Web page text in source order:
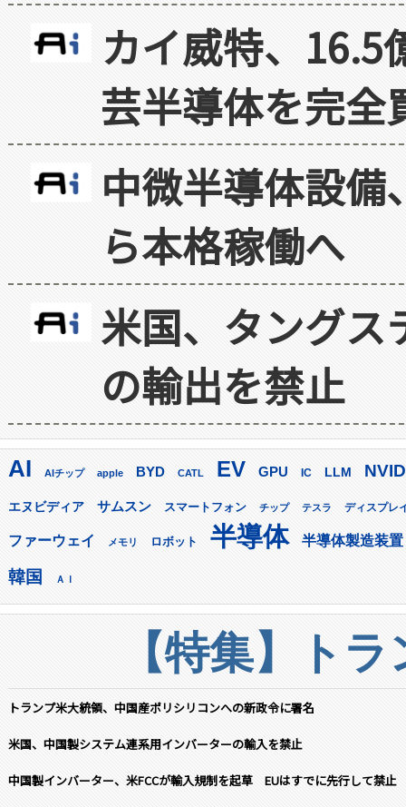
カイ威特、16.5
芸半導体を完全
中微半導体設
ら本格稼働へ
米国、タングス
の輸出を禁止
AI AIチップ apple BYD CATL EV GPU IC LLM
エヌビディア サムスン スマートフォン チップ テスラ ディスプレ
ファーウェイ メモリ ロボット 半導体 半導体製造装置
韓国 ＡＩ
【特集】ト
トランプ米大統領、中国産ポリシリコンへの新政令に署名
米国、中国製システム連系用インバーターの輸入を禁止
中国製インバーター、米FCCが輸入規制を起草 EUはすでに先行して禁止